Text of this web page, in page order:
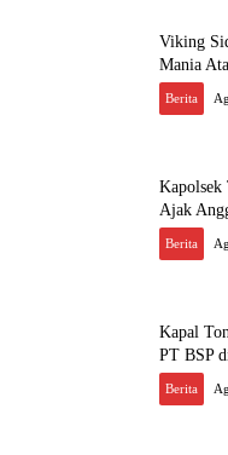
Viking
Mania
Berita
Kapolsek
Ajak
Berita
Kapal
PT BSP
Berita